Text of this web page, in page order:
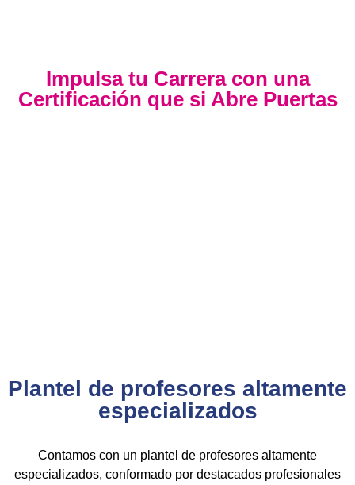
Impulsa tu Carrera con una
Certificación que si Abre Puertas
Plantel de profesores altamente
especializados
Contamos con un plantel de profesores altamente
especializados, conformado por destacados profesionales